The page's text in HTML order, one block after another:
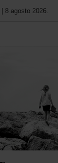
| 8 agosto 2026.